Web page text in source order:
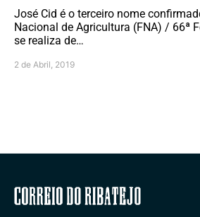
José Cid é o terceiro nome
Nacional de Agricultura (FNA) / 66ª
se realiza de…
2 de Abril, 2019
Correio do